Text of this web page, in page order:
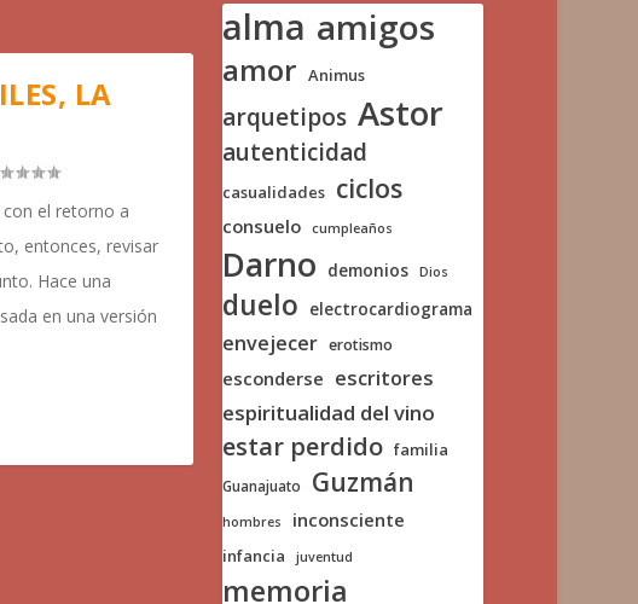
LA
el retorno a
entonces, revisar
Hace una
en una versión
alma amigos
amor Animus
arquetipos Astor
autenticidad
casualidades ciclos
consuelo cumpleaños
Darno demonios Dios
duelo electrocardiograma
envejecer erotismo
esconderse escritores
espiritualidad del vino
estar perdido familia
Guanajuato Guzmán
hombres inconsciente
infancia juventud
memoria